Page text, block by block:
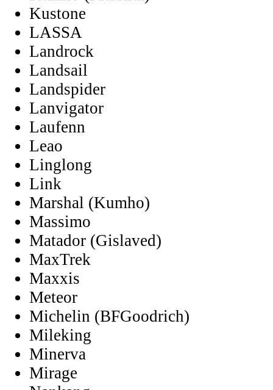
Kustone
LASSA
Landrock
Landsail
Landspider
Lanvigator
Laufenn
Leao
Linglong
Link
Marshal (Kumho)
Massimo
Matador (Gislaved)
MaxTrek
Maxxis
Meteor
Michelin (BFGoodrich)
Mileking
Minerva
Mirage